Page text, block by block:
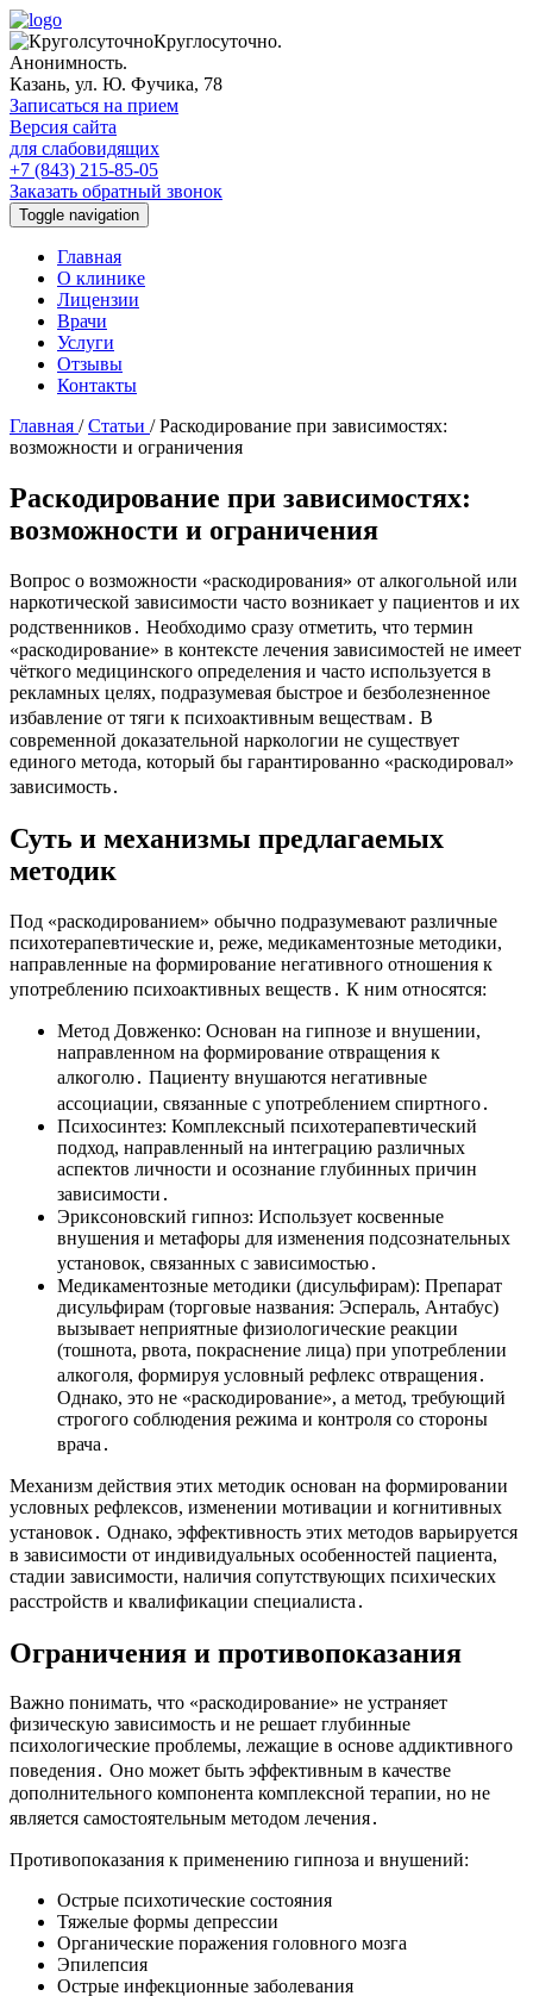
Круглосуточно.
Анонимность.
Казань, ул. Ю. Фучика, 78
Записаться на прием
Версия сайта
для слабовидящих
+7 (843) 215-85-05
Заказать обратный звонок
Toggle navigation
Главная
О клинике
Лицензии
Врачи
Услуги
Отзывы
Контакты
Главная /Статьи /Раскодирование при зависимостях:
возможности и ограничения
Раскодирование при зависимостях:
возможности и ограничения
Вопрос о возможности «раскодирования» от алкогольной или
наркотической зависимости часто возникает у пациентов и их
родственников․ Необходимо сразу отметить, что термин
«раскодирование» в контексте лечения зависимостей не имеет
чёткого медицинского определения и часто используется в
рекламных целях, подразумевая быстрое и безболезненное
избавление от тяги к психоактивным веществам․ В
современной доказательной наркологии не существует
единого метода, который бы гарантированно «раскодировал»
зависимость․
Суть и механизмы предлагаемых
методик
Под «раскодированием» обычно подразумевают различные
психотерапевтические и, реже, медикаментозные методики,
направленные на формирование негативного отношения к
употреблению психоактивных веществ․ К ним относятся:
Метод Довженко: Основан на гипнозе и внушении,
направленном на формирование отвращения к
алкоголю․ Пациенту внушаются негативные
ассоциации, связанные с употреблением спиртного․
Психосинтез: Комплексный психотерапевтический
подход, направленный на интеграцию различных
аспектов личности и осознание глубинных причин
зависимости․
Эриксоновский гипноз: Использует косвенные
внушения и метафоры для изменения подсознательных
установок, связанных с зависимостью․
Медикаментозные методики (дисульфирам): Препарат
дисульфирам (торговые названия: Эспераль, Антабус)
вызывает неприятные физиологические реакции
(тошнота, рвота, покраснение лица) при употреблении
алкоголя, формируя условный рефлекс отвращения․
Однако, это не «раскодирование», а метод, требующий
строгого соблюдения режима и контроля со стороны
врача․
Механизм действия этих методик основан на формировании
условных рефлексов, изменении мотивации и когнитивных
установок․ Однако, эффективность этих методов варьируется
в зависимости от индивидуальных особенностей пациента,
стадии зависимости, наличия сопутствующих психических
расстройств и квалификации специалиста․
Ограничения и противопоказания
Важно понимать, что «раскодирование» не устраняет
физическую зависимость и не решает глубинные
психологические проблемы, лежащие в основе аддиктивного
поведения․ Оно может быть эффективным в качестве
дополнительного компонента комплексной терапии, но не
является самостоятельным методом лечения․
Противопоказания к применению гипноза и внушений:
Острые психотические состояния
Тяжелые формы депрессии
Органические поражения головного мозга
Эпилепсия
Острые инфекционные заболевания